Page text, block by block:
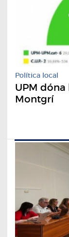
Política local
UPM dóna
Montgrí